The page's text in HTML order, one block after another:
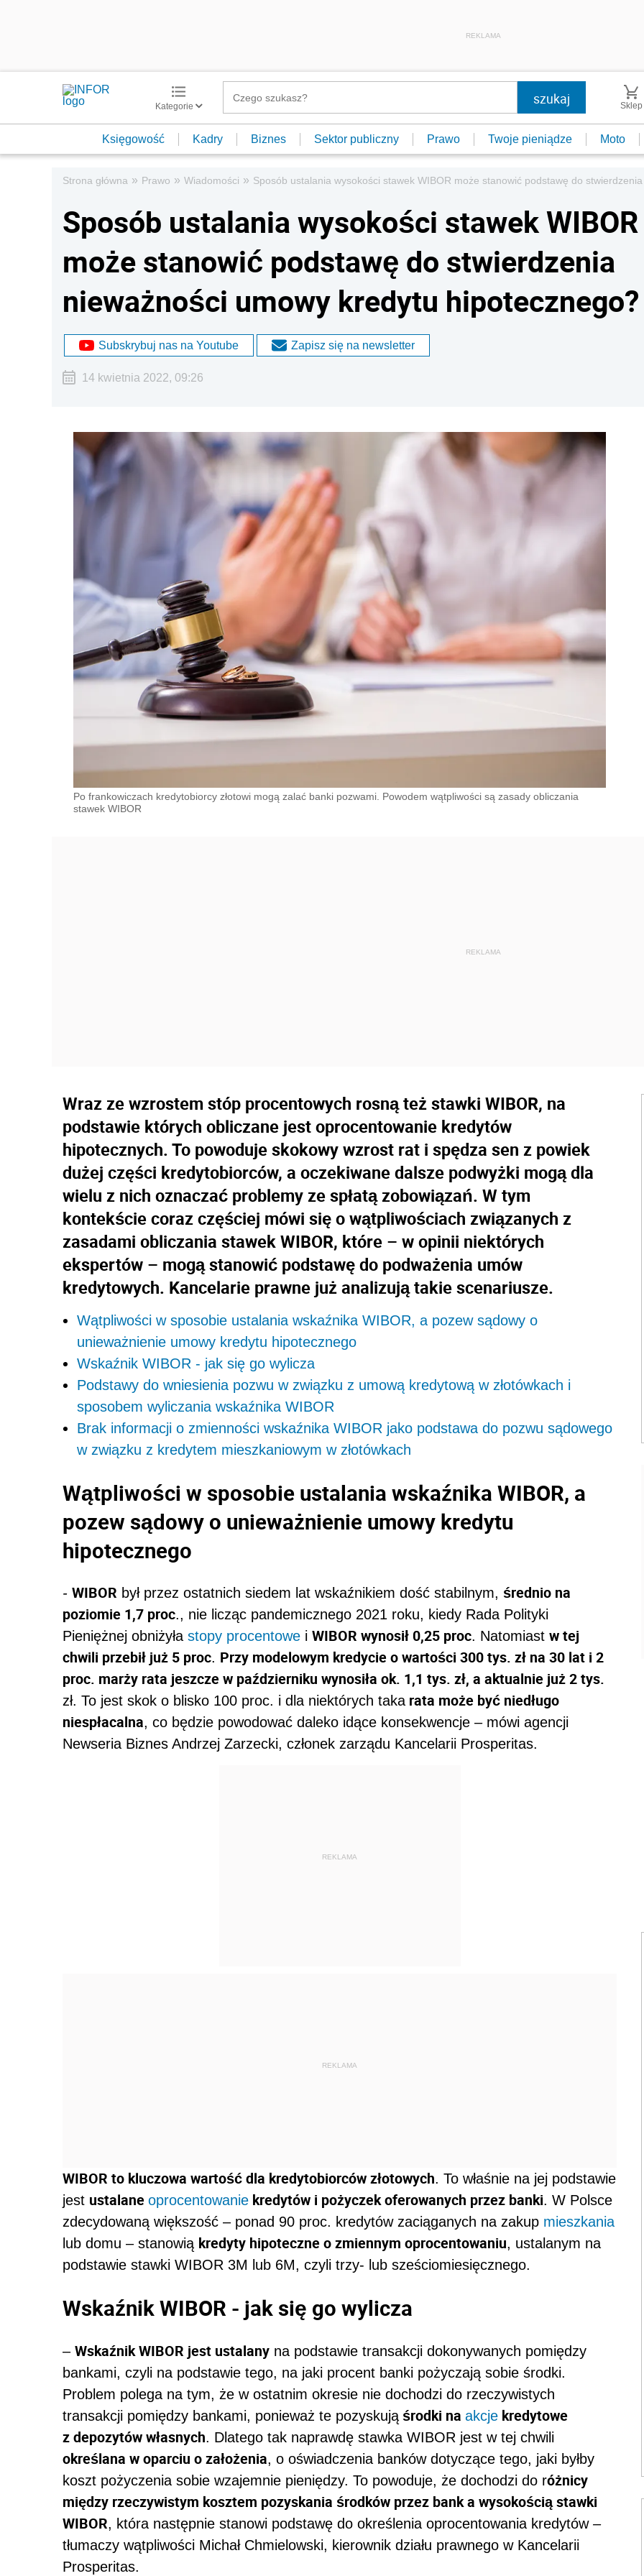
REKLAMA
Kategorie Sklep
Księgowość Kadry Biznes Sektor publiczny Prawo Twoje pieniądze Moto
Strona główna » Prawo » Wiadomości » Sposób ustalania wysokości stawek WIBOR może stanowić podstawę do
Sposób ustalania wysokości stawek WIBOR
może stanowić podstawę do stwierdzenia
nieważności umowy kredytu hipotecznego?
Subskrybuj nas na Youtube Zapisz się na newsletter
14 kwietnia 2022, 09:26
Po frankowiczach kredytobiorcy złotowi mogą zalać banki pozwami. Powodem wątpliwości są zasady obliczania
stawek WIBOR
Wraz ze wzrostem stóp procentowych rosną też stawki WIBOR, na
podstawie których obliczane jest oprocentowanie kredytów
hipotecznych. To powoduje skokowy wzrost rat i spędza sen z powiek
dużej części kredytobiorców, a oczekiwane dalsze podwyżki mogą dla
wielu z nich oznaczać problemy ze spłatą zobowiązań. W tym
kontekście coraz częściej mówi się o wątpliwościach związanych z
zasadami obliczania stawek WIBOR, które – w opinii niektórych
ekspertów – mogą stanowić podstawę do podważenia umów
kredytowych. Kancelarie prawne już analizują takie scenariusze.
Wątpliwości w sposobie ustalania wskaźnika WIBOR, a pozew sądowy o
unieważnienie umowy kredytu hipotecznego
Wskaźnik WIBOR - jak się go wylicza
Podstawy do wniesienia pozwu w związku z umową kredytową w złotówkach i
sposobem wyliczania wskaźnika WIBOR
Brak informacji o zmienności wskaźnika WIBOR jako podstawa do pozwu sądowego
w związku z kredytem mieszkaniowym w złotówkach
Wątpliwości w sposobie ustalania wskaźnika WIBOR, a
pozew sądowy o unieważnienie umowy kredytu
hipotecznego
- WIBOR był przez ostatnich siedem lat wskaźnikiem dość stabilnym, średnio na
poziomie 1,7 proc., nie licząc pandemicznego 2021 roku, kiedy Rada Polityki
Pieniężnej obniżyła stopy procentowe i WIBOR wynosił 0,25 proc. Natomiast w tej
chwili przebił już 5 proc. Przy modelowym kredycie o wartości 300 tys. zł na 30 lat i 2
proc. marży rata jeszcze w październiku wynosiła ok. 1,1 tys. zł, a aktualnie już 2 tys.
zł. To jest skok o blisko 100 proc. i dla niektórych takarata może być niedługo
niespłacalna, co będzie powodować daleko idące konsekwencje – mówi agencji
Newseria Biznes Andrzej Zarzecki, członek zarządu Kancelarii Prosperitas.
REKLAMA
REKLAMA
WIBOR to kluczowa wartość dla kredytobiorców złotowych. To właśnie na jej podstawie
jest ustalane oprocentowanie kredytów i pożyczek oferowanych przez banki. W Polsce
zdecydowaną większość – ponad 90 proc. kredytów zaciąganych na zakup mieszkania
lub domu – stanowią kredyty hipoteczne o zmiennym oprocentowaniu, ustalanym na
podstawie stawki WIBOR 3M lub 6M, czyli trzy- lub sześciomiesięcznego.
Wskaźnik WIBOR - jak się go wylicza
– Wskaźnik WIBOR jest ustalany na podstawie transakcji dokonywanych pomiędzy
bankami, czyli na podstawie tego, na jaki procent banki pożyczają sobie środki.
Problem polega na tym, że w ostatnim okresie nie dochodzi do rzeczywistych
transakcji pomiędzy bankami, ponieważ te pozyskująśrodki na akcje kredytowe
z depozytów własnych. Dlatego tak naprawdę stawka WIBOR jest w tej chwili
określana w oparciu o założenia, o oświadczenia banków dotyczące tego, jaki byłby
koszt pożyczenia sobie wzajemnie pieniędzy. To powoduje, że dochodzi do różnicy
między rzeczywistym kosztem pozyskania środków przez bank a wysokością stawki
WIBOR, która następnie stanowi podstawę do określenia oprocentowania kredytów–
tłumaczy wątpliwości Michał Chmielowski, kierownik działu prawnego w Kancelarii
Prosperitas.